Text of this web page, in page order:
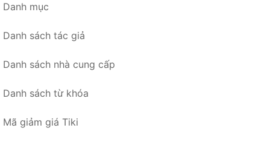
Danh mục
Danh sách tác giả
Danh sách nhà cung cấp
Danh sách từ khóa
Mã giảm giá Tiki